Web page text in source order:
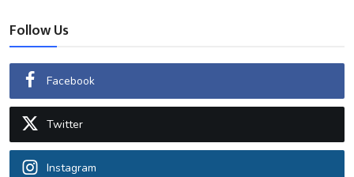
उपन्यास
सिनेमा
शायरी
ग़ज़ल
Follow Us
Facebook
Twitter
Instagram